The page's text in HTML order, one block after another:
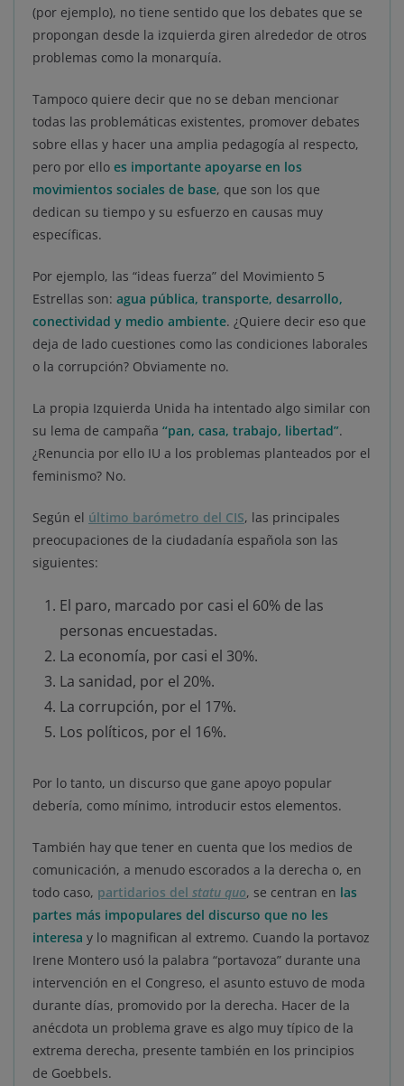
(por ejemplo), no tiene sentido que los debates que se
propongan desde la izquierda giren alrededor de otros
problemas como la monarquía.
Tampoco quiere decir que no se deban mencionar
todas las problemáticas existentes, promover debates
sobre ellas y hacer una amplia pedagogía al respecto,
pero por ello es importante apoyarse en los
movimientos sociales de base, que son los que
dedican su tiempo y su esfuerzo en causas muy
específicas.
Por ejemplo, las “ideas fuerza” del Movimiento 5
Estrellas son: agua pública, transporte, desarrollo,
conectividad y medio ambiente. ¿Quiere decir eso que
deja de lado cuestiones como las condiciones laborales
o la corrupción? Obviamente no.
La propia Izquierda Unida ha intentado algo similar con
su lema de campaña “pan, casa, trabajo, libertad”.
¿Renuncia por ello IU a los problemas planteados por el
feminismo? No.
Según el último barómetro del CIS, las principales
preocupaciones de la ciudadanía española son las
siguientes:
El paro, marcado por casi el 60% de las
personas encuestadas.
La economía, por casi el 30%.
La sanidad, por el 20%.
La corrupción, por el 17%.
Los políticos, por el 16%.
Por lo tanto, un discurso que gane apoyo popular
debería, como mínimo, introducir estos elementos.
También hay que tener en cuenta que los medios de
comunicación, a menudo escorados a la derecha o, en
todo caso, partidarios del statu quo, se centran en las
partes más impopulares del discurso que no les
interesa y lo magnifican al extremo. Cuando la portavoz
Irene Montero usó la palabra “portavoza” durante una
intervención en el Congreso, el asunto estuvo de moda
durante días, promovido por la derecha. Hacer de la
anécdota un problema grave es algo muy típico de la
extrema derecha, presente también en los principios
de Goebbels.